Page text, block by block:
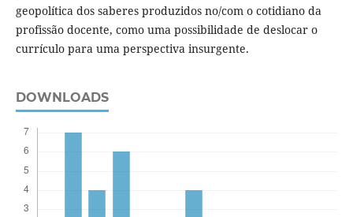
geopolítica dos saberes produzidos no/com o cotidiano da
profissão docente, como uma possibilidade de deslocar o
currículo para uma perspectiva insurgente.
DOWNLOADS